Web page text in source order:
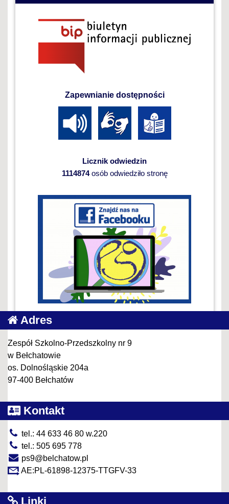
Zapewnianie dostępności
Licznik odwiedzin
1114874osób odwiedziło stronę
Adres
Zespół Szkolno-Przedszkolny nr 9
w Bełchatowie
os. Dolnośląskie 204a
97-400 Bełchatów
Kontakt
tel.: 44 633 46 80 w.220
tel.: 505 695 778
ps9@belchatow.pl
AE:PL-61898-12375-TTGFV-33
Linki